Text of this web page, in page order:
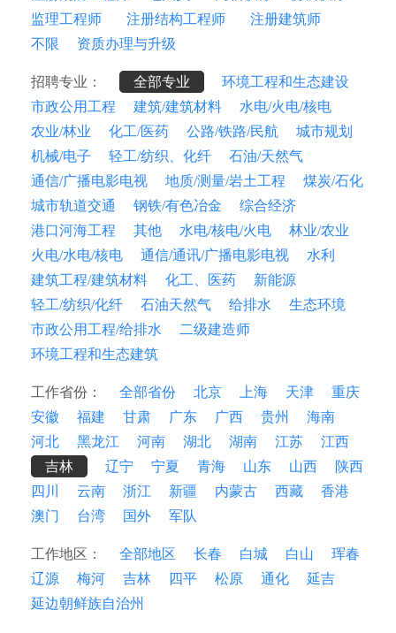
监理工程师
注册结构工程师
注册建筑师
不限
资质办理与升级
招聘专业： 全部专业
环境工程和生态建设
市政公用工程
建筑/建筑材料
水电/火电/核电
农业/林业
化工/医药 公路/铁路/民航
城市规划
机械/电子
轻工/纺织、化纤
石油/天然气
通信/广播电影电视
地质/测量/岩土工程
煤炭/石化
城市轨道交通
钢铁/有色冶金
综合经济
港口河海工程
其他 水电/核电/火电
林业/农业
火电/水电/核电
通信/通讯/广播电影电视
水利
建筑工程/建筑材料
化工、医药
新能源
轻工/纺织/化纤
石油天然气 给排水
生态环境
市政公用工程/给排水
二级建造师
环境工程和生态建筑
工作省份： 全部省份 北京 上海 天津
重庆
安徽
福建 甘肃 广东 广西 贵州
海南
河北
黑龙江 河南 湖北 湖南 江苏
江西
吉林
辽宁 宁夏 青海 山东 山西
陕西
四川
云南 浙江 新疆 内蒙古 西藏
香港
澳门
台湾 国外 军队
工作地区： 全部地区 长春 白城 白山
珲春
辽源
梅河 吉林 四平 松原 通化
延吉
延边朝鲜族自治州